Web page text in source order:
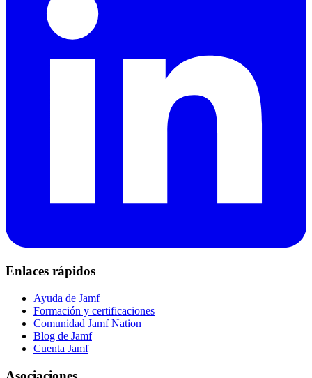
Enlaces rápidos
Ayuda de Jamf
Formación y certificaciones
Comunidad Jamf Nation
Blog de Jamf
Cuenta Jamf